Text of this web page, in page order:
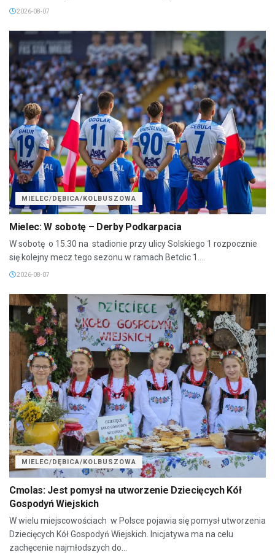
2026-08-07
MIELEC/DĘBICA/KOLBUSZOWA
Mielec: W sobotę – Derby Podkarpacia
W sobotę o 15.30 na stadionie przy ulicy Solskiego 1 rozpocznie
się kolejny mecz tego sezonu w ramach Betclic 1....
2026-08-07
MIELEC/DĘBICA/KOLBUSZOWA
Cmolas: Jest pomysł na utworzenie Dziecięcych Kół
Gospodyń Wiejskich
W wielu miejscowościach w Polsce pojawia się pomysł utworzenia
Dziecięcych Kół Gospodyń Wiejskich. Inicjatywa ma na celu
zachęcenie najmłodszych do...